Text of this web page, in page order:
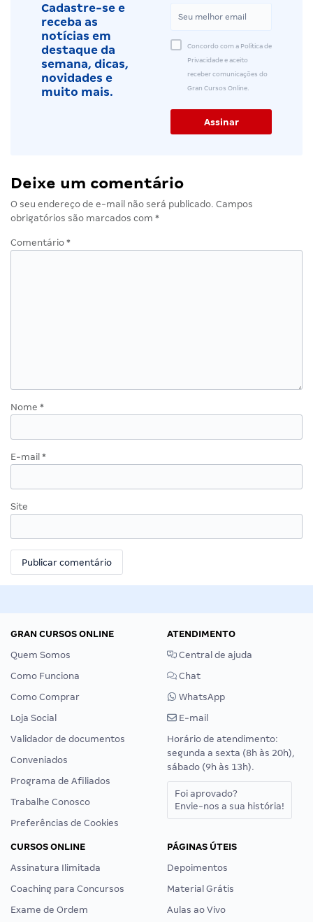
Cadastre-se e
receba as
notícias em
destaque da
semana, dicas,
novidades e
muito mais.
Concordo com a Política de
Privacidade e aceito
receber comunicações do
Gran Cursos Online.
Deixe um comentário
O seu endereço de e-mail não será publicado. Campos
obrigatórios são marcados com *
Comentário *
Nome *
E-mail *
Site
GRAN CURSOS ONLINE
Quem Somos
Como Funciona
Como Comprar
Loja Social
Validador de documentos
Conveniados
Programa de Afiliados
Trabalhe Conosco
Preferências de Cookies
ATENDIMENTO
Central de ajuda
Chat
WhatsApp
E-mail
Horário de atendimento:
segunda a sexta (8h às 20h),
sábado (9h às 13h).
Foi aprovado?
Envie-nos a sua história!
CURSOS ONLINE
Assinatura Ilimitada
Coaching para Concursos
Exame de Ordem
PÁGINAS ÚTEIS
Depoimentos
Material Grátis
Aulas ao Vivo